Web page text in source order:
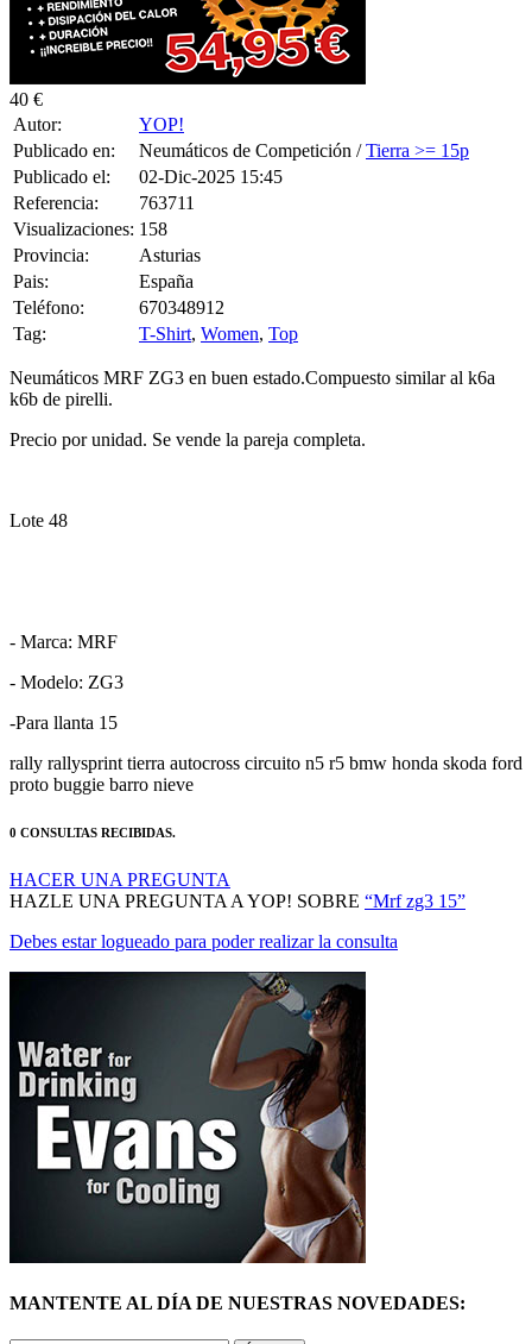
40 €
Autor:
YOP!
Publicado en:
Neumáticos de Competición /Tierra >= 15p
Publicado el:
02-Dic-2025 15:45
Referencia:
763711
Visualizaciones: 158
Provincia:
Asturias
Pais:
España
Teléfono:
670348912
Tag:
T-Shirt, Women, Top
Neumáticos MRF ZG3 en buen estado.Compuesto similar al k6a
k6b de pirelli.
Precio por unidad. Se vende la pareja completa.
Lote 48
- Marca: MRF
- Modelo: ZG3
-Para llanta 15
rally rallysprint tierra autocross circuito n5 r5 bmw honda skoda ford
proto buggie barro nieve
0 CONSULTAS RECIBIDAS.
HACER UNA PREGUNTA
HAZLE UNA PREGUNTA A YOP! SOBRE “Mrf zg3 15”
Debes estar logueado para poder realizar la consulta
MANTENTE AL DÍA DE NUESTRAS NOVEDADES: